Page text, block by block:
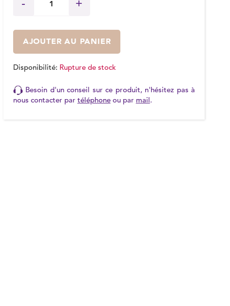
AJOUTER AU PANIER
Disponibilité: Rupture de stock
Besoin d'un conseil sur ce produit, n'hésitez pas à
nous contacter par téléphoneou par mail.